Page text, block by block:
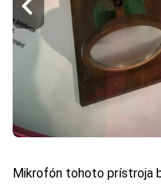
Mikrofón tohoto prístroja